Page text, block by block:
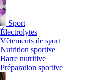
Sport
Électrolytes
Vêtements de sport
Nutrition sportive
Barre nutritive
Préparation sportive